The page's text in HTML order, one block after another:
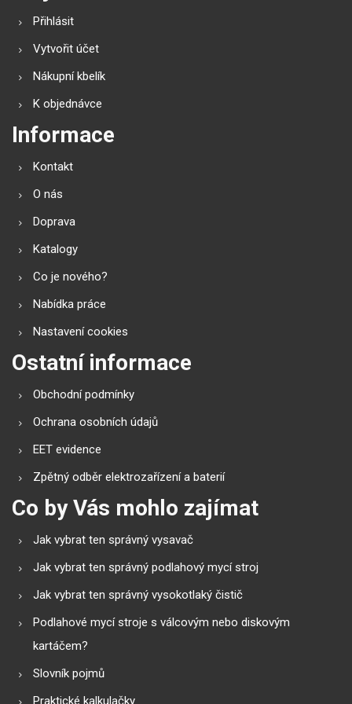
Přihlásit
Vytvořit účet
Nákupní kbelík
K objednávce
Informace
Kontakt
O nás
Doprava
Katalogy
Co je nového?
Nabídka práce
Nastavení cookies
Ostatní informace
Obchodní podmínky
Ochrana osobních údajů
EET evidence
Zpětný odběr elektrozařízení a baterií
Co by Vás mohlo zajímat
Jak vybrat ten správný vysavač
Jak vybrat ten správný podlahový mycí stroj
Jak vybrat ten správný vysokotlaký čistič
Podlahové mycí stroje s válcovým nebo diskovým
kartáčem?
Slovník pojmů